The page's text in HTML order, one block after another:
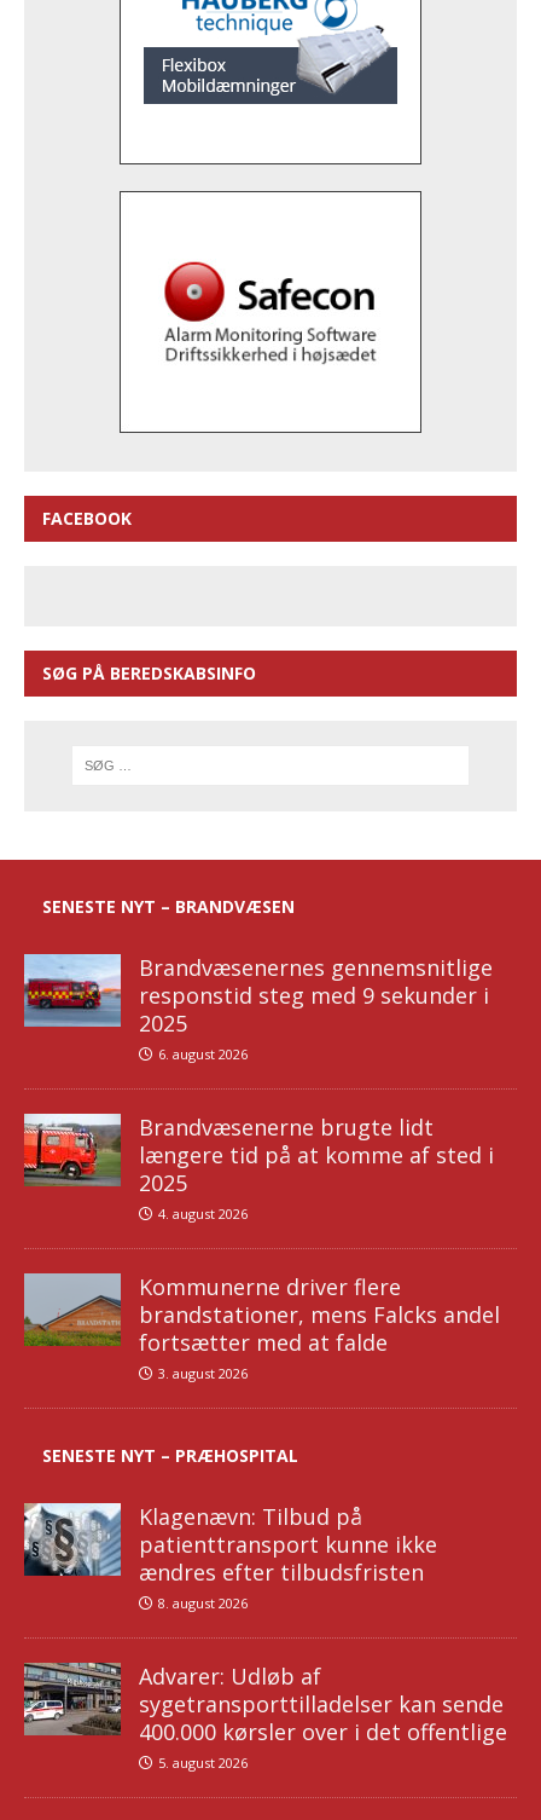
FACEBOOK
SØG PÅ BEREDSKABSINFO
SENESTE NYT – BRANDVÆSEN
Brandvæsenernes gennemsnitlige
responstid steg med 9 sekunder i
2025
6. august 2026
Brandvæsenerne brugte lidt
længere tid på at komme af sted i
2025
4. august 2026
Kommunerne driver flere
brandstationer, mens Falcks andel
fortsætter med at falde
3. august 2026
SENESTE NYT – PRÆHOSPITAL
Klagenævn: Tilbud på
patienttransport kunne ikke
ændres efter tilbudsfristen
8. august 2026
Advarer: Udløb af
sygetransporttilladelser kan sende
400.000 kørsler over i det offentlige
5. august 2026